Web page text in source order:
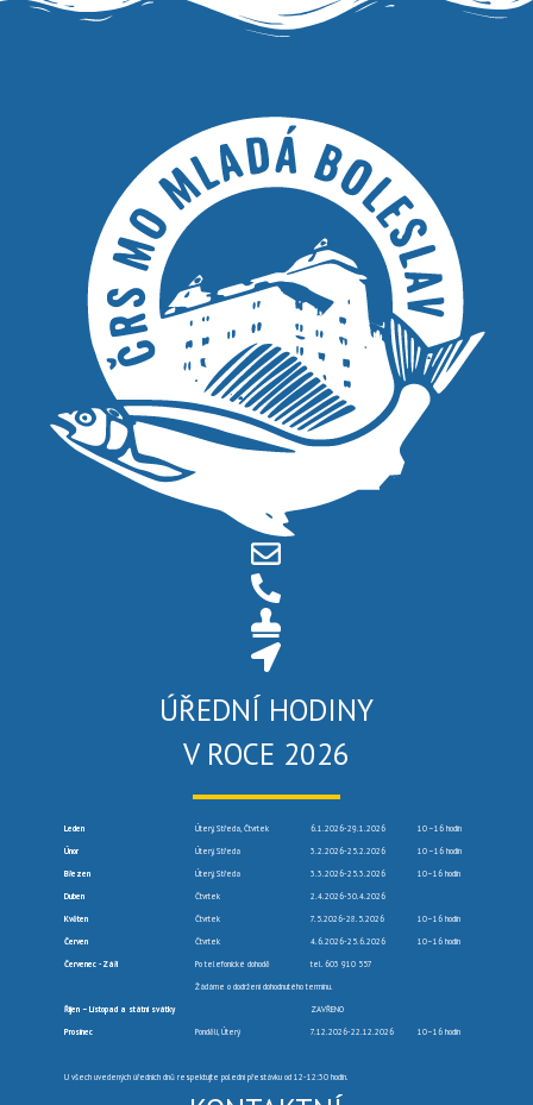
ÚŘEDNÍ HODINY
V ROCE 2026
Leden Úterý, Středa, Čtvrtek 6.1.2026-29.1.2026 10 –16 hodin
Únor Úterý, Středa 3.2.2026-25.2.2026 10 –16 hodin
Březen Úterý, Středa 3.3.2026-25.3.2026 10–16 hodin
Duben Čtvrtek 2.4.2026-30.4.2026
Květen Čtvrtek 7.5.2026-28.5.2026 10–16 hodin
Červen Čtvrtek 4.6.2026-25.6.2026 10–16 hodin
Červenec -Září Po telefonické dohodě tel. 603 910 557
Žádáme o dodržení dohodnutého termínu.
Říjen – Listopad a státní svátky ZAVŘENO
Prosinec Pondělí, Úterý 7.12.2026-22.12.2026 10–16 hodin
U všech uvedených úředních dnů respektujte polední přestávku od 12-12:30 hodin.